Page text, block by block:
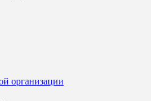
организации